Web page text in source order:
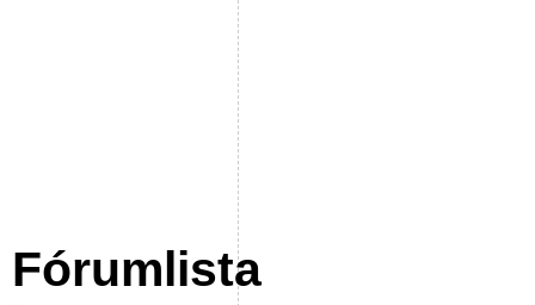
Fórumlista